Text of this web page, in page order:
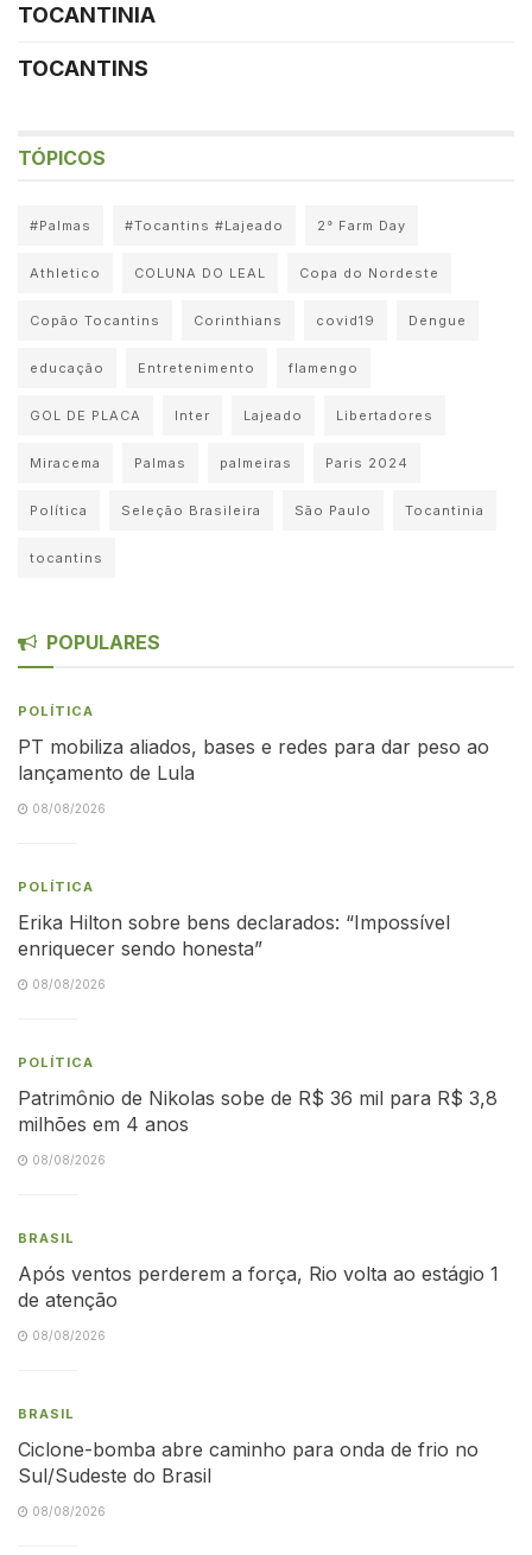
TOCANTINIA
TOCANTINS
TÓPICOS
#Palmas #Tocantins #Lajeado 2° Farm Day
Athletico COLUNA DO LEAL Copa do Nordeste
Copão Tocantins Corinthians covid19 Dengue
educação Entretenimento flamengo
GOL DE PLACA Inter Lajeado Libertadores
Miracema Palmas palmeiras Paris 2024
Política Seleção Brasileira São Paulo Tocantinia
tocantins
POPULARES
POLÍTICA
PT mobiliza aliados, bases e redes para dar peso ao
lançamento de Lula
08/08/2026
POLÍTICA
Erika Hilton sobre bens declarados: “Impossível
enriquecer sendo honesta”
08/08/2026
POLÍTICA
Patrimônio de Nikolas sobe de R$ 36 mil para R$ 3,8
milhões em 4 anos
08/08/2026
BRASIL
Após ventos perderem a força, Rio volta ao estágio 1
de atenção
08/08/2026
BRASIL
Ciclone-bomba abre caminho para onda de frio no
Sul/Sudeste do Brasil
08/08/2026